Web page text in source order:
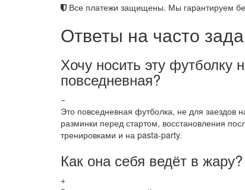
Все платежи защищены. Мы гарантируем
Ответы на часто
Хочу носить эту футболку
повседневная?
−
Это повседневная футболка, не для заездов
разминки перед стартом, восстановления
тренировками и на pasta-party.
Как она себя ведёт в
+